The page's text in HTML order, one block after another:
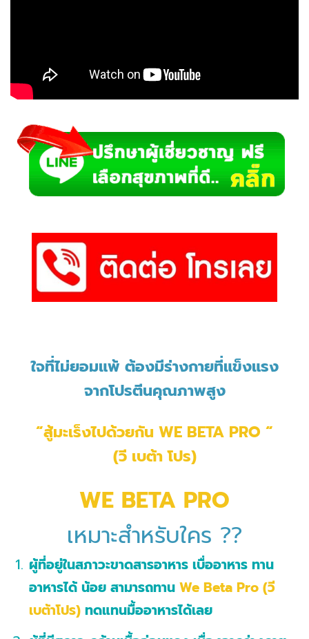
​​​ใจที่ไม่ยอมแพ้ ต้องมีร่างกายที่แข็งแรง
​จากโปรตีนคุณภาพสูง
“สู้มะเร็งไปด้วยกัน WE BETA PRO “
(วี เบต้า โปร)
WE BETA PRO
เหมาะสำหรับใคร ??
ผู้ที่อยู่ในสภาวะขาดสารอาหาร เบื่ออาหาร ทาน
อาหารได้ น้อย สามารถทานWe Beta Pro (วี
เบต้าโปร) ทดแทนมื้ออาหาร​ได้เลย